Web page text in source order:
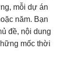
mỗi dự án
năm. Bạn
đề, nội dung
mốc thời